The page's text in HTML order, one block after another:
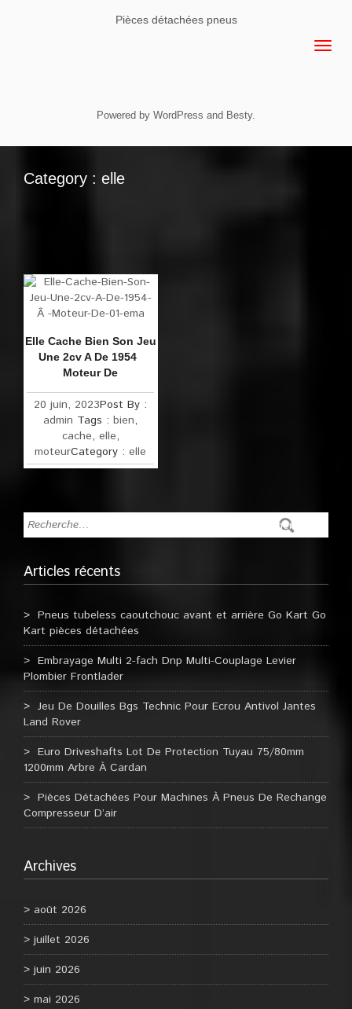
Pièces détachées pneus
Powered by WordPress and Besty.
Category : elle
Elle Cache Bien Son Jeu
Une 2cv A De 1954
Moteur De
20 juin, 2023Post By :
admin Tags :bien,
cache, elle,
moteurCategory :elle
Articles récents
Pneus tubeless caoutchouc avant et arrière Go Kart Go
Kart pièces détachées
Embrayage Multi 2-fach Dnp Multi-Couplage Levier
Plombier Frontlader
Jeu De Douilles Bgs Technic Pour Ecrou Antivol Jantes
Land Rover
Euro Driveshafts Lot De Protection Tuyau 75/80mm
1200mm Arbre À Cardan
Pièces Détachées Pour Machines À Pneus De Rechange
Compresseur D’air
Archives
août 2026
juillet 2026
juin 2026
mai 2026